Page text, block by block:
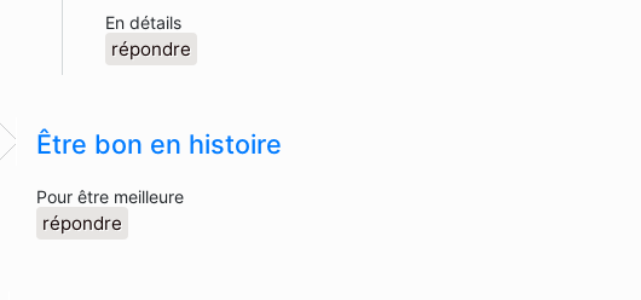
En détails
répondre
Être bon en histoire
Pour être meilleure
répondre